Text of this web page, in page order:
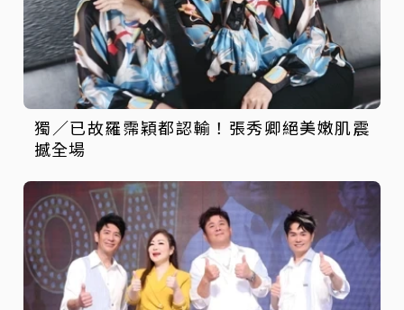
獨／已故羅霈穎都認輸！張秀卿絕美嫩肌震
撼全場